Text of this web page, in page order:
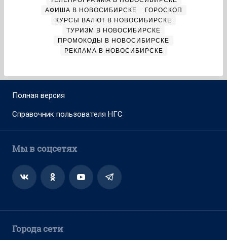
АФИША В НОВОСИБИРСКЕ
ГОРОСКОП
КУРСЫ ВАЛЮТ В НОВОСИБИРСКЕ
ТУРИЗМ В НОВОСИБИРСКЕ
ПРОМОКОДЫ В НОВОСИБИРСКЕ
РЕКЛАМА В НОВОСИБИРСКЕ
Полная версия
Справочник пользователя НГС
Мы в соцсетях
Города сети